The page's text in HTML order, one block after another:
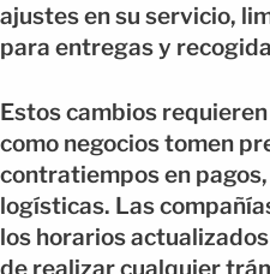
ajustes en su servicio,
para entregas y
Estos cambios
como negocios tomen
contratiempos en
logísticas. Las
los horarios